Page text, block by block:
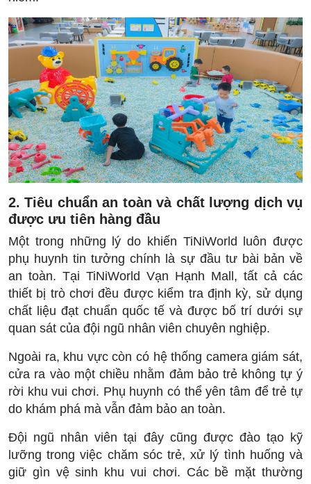
2. Tiêu chuẩn an toàn và chất lượng dịch vụ
được ưu tiên hàng đầu
Một trong những lý do khiến TiNiWorld luôn được
phụ huynh tin tưởng chính là sự đầu tư bài bản về
an toàn. Tại TiNiWorld Vạn Hạnh Mall, tất cả các
thiết bị trò chơi đều được kiểm tra định kỳ, sử dụng
chất liệu đạt chuẩn quốc tế và được bố trí dưới sự
quan sát của đội ngũ nhân viên chuyên nghiệp.
Ngoài ra, khu vực còn có hệ thống camera giám sát,
cửa ra vào một chiều nhằm đảm bảo trẻ không tự ý
rời khu vui chơi. Phụ huynh có thể yên tâm để trẻ tự
do khám phá mà vẫn đảm bảo an toàn.
Đội ngũ nhân viên tại đây cũng được đào tạo kỹ
lưỡng trong việc chăm sóc trẻ, xử lý tình huống và
giữ gìn vệ sinh khu vui chơi. Các bề mặt thường